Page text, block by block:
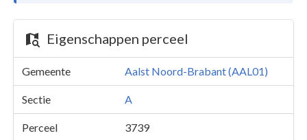
Eigenschappen perceel
Gemeente Aalst Noord-Brabant (AAL01)
Sectie A
Perceel 3739